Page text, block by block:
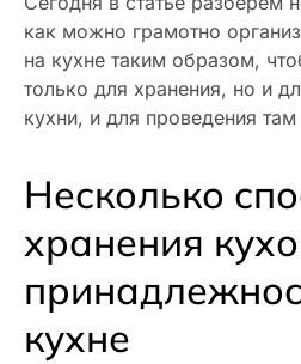
как можно грамотно
на кухне таким образом,
только для хранения, но и
кухни, и для проведения
Несколько
хранения
кухне